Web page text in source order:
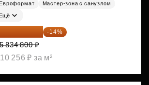
Евроформат
Мастер-зона с санузлом
Ещё
817 928 ₽ -14%
834 800 ₽
256 ₽ за м²